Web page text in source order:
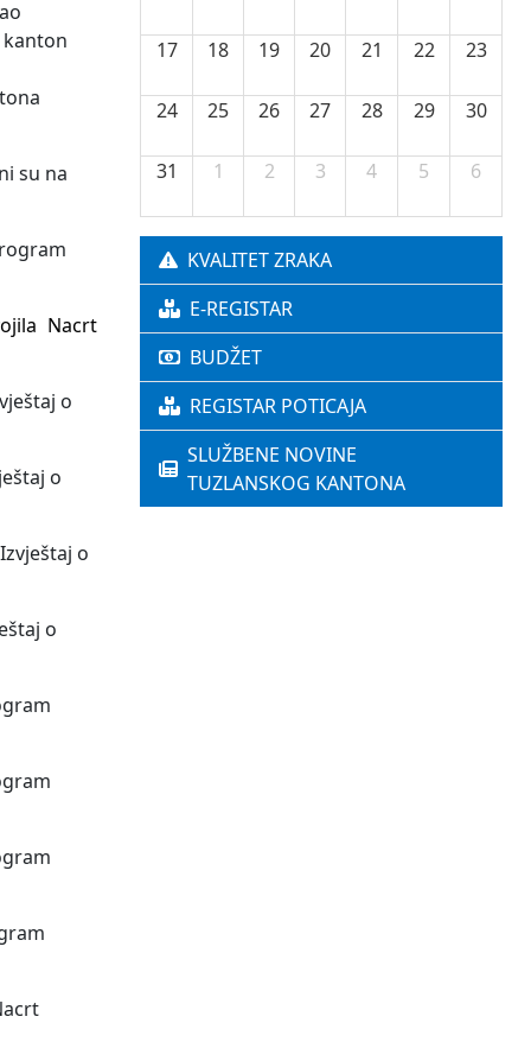
su na
Nacrt
o
o
o
o
17 18 19 20 21 22 23
24 25 26 27 28 29 30
31 1 2 3 4 5 6
KVALITET ZRAKA
E-REGISTAR
BUDŽET
REGISTAR POTICAJA
SLUŽBENE NOVINE
TUZLANSKOG KANTONA